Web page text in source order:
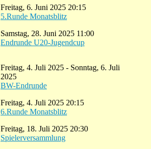
Freitag, 6. Juni 2025 20:15
5.Runde Monatsblitz
Samstag, 28. Juni 2025 11:00
Endrunde U20-Jugendcup
Freitag, 4. Juli 2025 - Sonntag, 6. Juli
2025
BW-Endrunde
Freitag, 4. Juli 2025 20:15
6.Runde Monatsblitz
Freitag, 18. Juli 2025 20:30
Spielerversammlung